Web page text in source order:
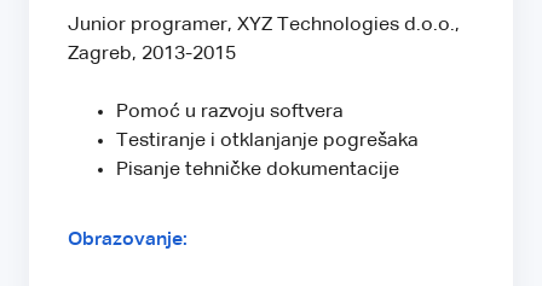
Junior programer, XYZ Technologies d.o.o.,
Zagreb, 2013-2015
Pomoć u razvoju softvera
Testiranje i otklanjanje pogrešaka
Pisanje tehničke dokumentacije
Obrazovanje: